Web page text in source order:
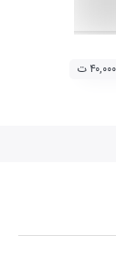
(دستگاه ماهور)۴۰,۰۰۰ ت